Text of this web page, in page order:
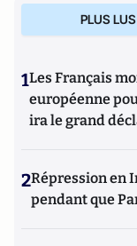
PLUS LUS
1Les Français
européenne
ira le grand
2Répression en
pendant que